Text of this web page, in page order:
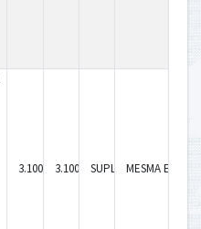
3.100,003.100,00SUPLEMENTAR
MESMA